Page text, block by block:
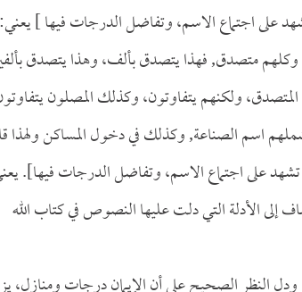
على اجتماع الاسم، وتفاضل الدرجات فيها ]
وكلهم متصدق, فهذا يتصدق بألف، وهذا يتصدق
ولكنهم يتفاوتون، وكذلك المصلون
اسم الصناعة, وكذلك في دخول المساكن ولهذا
على اجتماع الاسم، وتفاضل الدرجات فيها].
إلى الأدلة التي دلت عليها النصوص في كتاب الله